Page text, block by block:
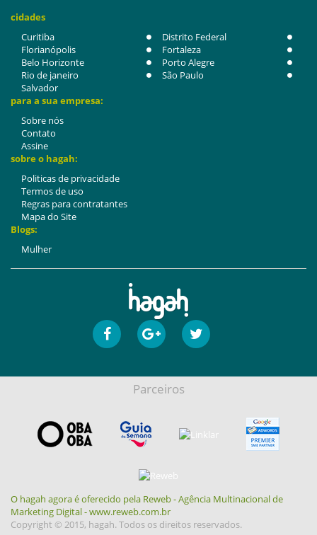
cidades
Curitiba
Distrito Federal
Florianópolis
Fortaleza
Belo Horizonte
Porto Alegre
Rio de janeiro
São Paulo
Salvador
para a sua empresa:
Sobre nós
Contato
Assine
sobre o hagah:
Politicas de privacidade
Termos de uso
Regras para contratantes
Mapa do Site
Blogs:
Mulher
Parceiros
O hagah agora é oferecido pela Reweb - Agência Multinacional de
Marketing Digital - www.reweb.com.br
Copyright © 2015, hagah. Todos os direitos reservados.